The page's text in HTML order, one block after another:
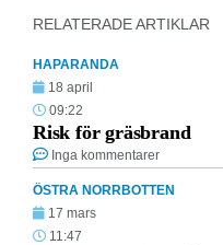
RELATERADE ARTIKLAR
HAPARANDA
18 april
09:22
Risk för gräsbrand
Inga kommentarer
ÖSTRA NORRBOTTEN
17 mars
11:47